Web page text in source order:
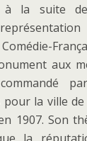
à la suite
aux
commandé
la ville
1907. Son